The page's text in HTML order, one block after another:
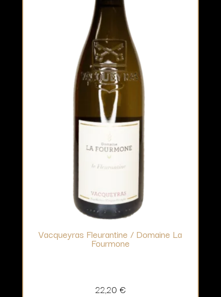
Vacqueyras Fleurantine / Domaine La
Fourmone
22,20 €